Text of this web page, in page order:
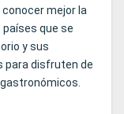
mejor la
que se
y sus
para disfruten de